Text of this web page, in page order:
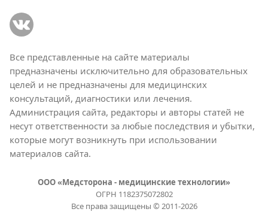
Все представленные на сайте материалы
предназначены исключительно для образовательных
целей и не предназначены для медицинских
консультаций, диагностики или лечения.
Администрация сайта, редакторы и авторы статей не
несут ответственности за любые последствия и убытки,
которые могут возникнуть при использовании
материалов сайта.
ООО «Медсторона - медицинские технологии»
ОГРН 1182375072802
Все права защищены © 2011-2026